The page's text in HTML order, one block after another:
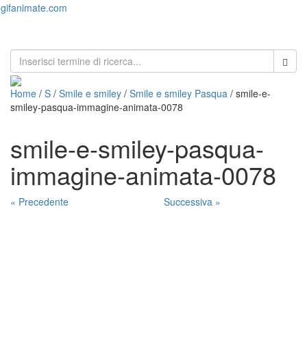
gifanimate.com
Home / S / Smile e smiley / Smile e smiley Pasqua / smile-e-
smiley-pasqua-immagine-animata-0078
smile-e-smiley-pasqua-
immagine-animata-0078
« Precedente Successiva »